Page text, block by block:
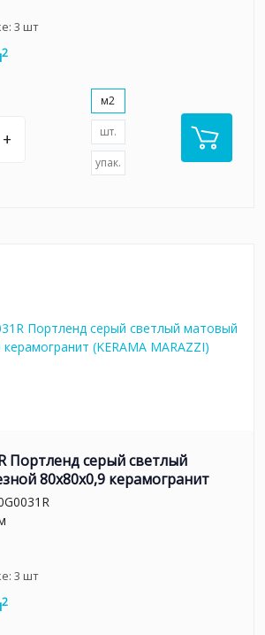
3 шт
2
+
м2
шт.
упак.
Портленд серый светлый
80x80x0,9 керамогранит
3 шт
2